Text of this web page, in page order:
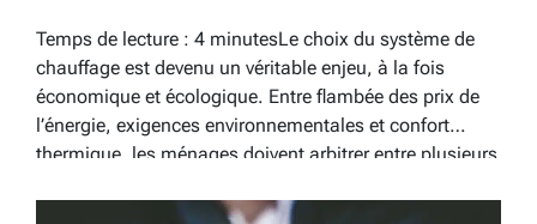
Temps de lecture : 4 minutesLe choix du système de
chauffage est devenu un véritable enjeu, à la fois
économique et écologique. Entre flambée des prix de
l’énergie, exigences environnementales et confort
thermique, les ménages doivent arbitrer entre plusieurs
Quelle énergie est la…